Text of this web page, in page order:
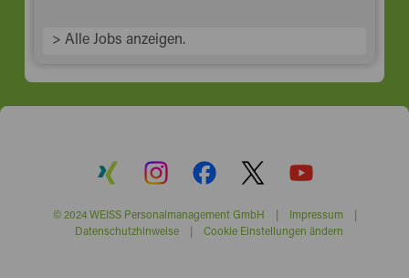
> Alle Jobs anzeigen.
© 2024 WEISS Personalmanagement GmbH | Impressum|
Datenschutzhinweise| Cookie Einstellungen ändern